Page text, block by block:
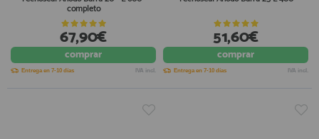
completo
67,90€
comprar
Entrega en 7-10 días IVA incl.
51,60€
comprar
Entrega en 7-10 días IVA incl.